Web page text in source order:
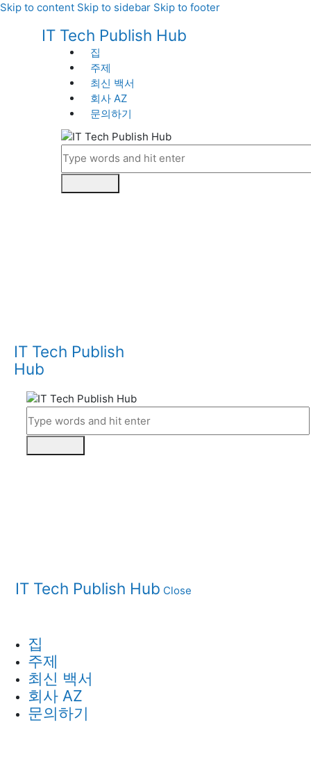
Skip to content Skip to sidebar Skip to footer
IT Tech Publish Hub
집
주제
최신 백서
회사 AZ
문의하기
IT Tech Publish
Hub
IT Tech Publish Hub Close
집
주제
최신 백서
회사 AZ
문의하기